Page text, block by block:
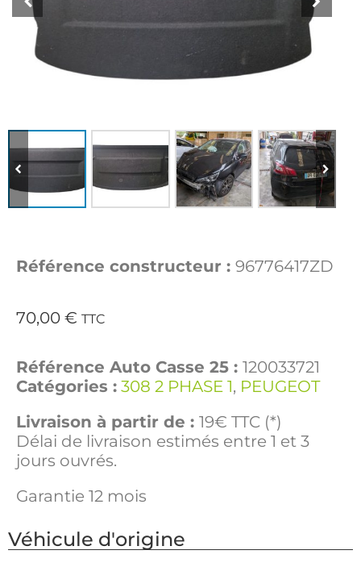
Référence constructeur : 96776417ZD
70,00 € TTC
Référence Auto Casse 25 : 120033721
Catégories : 308 2 PHASE 1, PEUGEOT
Livraison à partir de : 19€ TTC (*)
Délai de livraison estimés entre 1 et 3
jours ouvrés.
Garantie 12 mois
Véhicule d'origine